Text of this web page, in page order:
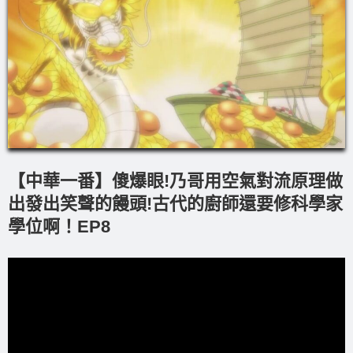
【中華一番】傻爆眼!乃哥用空氣對流原理做
出發出笑聲的饅頭!古代的廚師還要修科學家
學位啊！EP8